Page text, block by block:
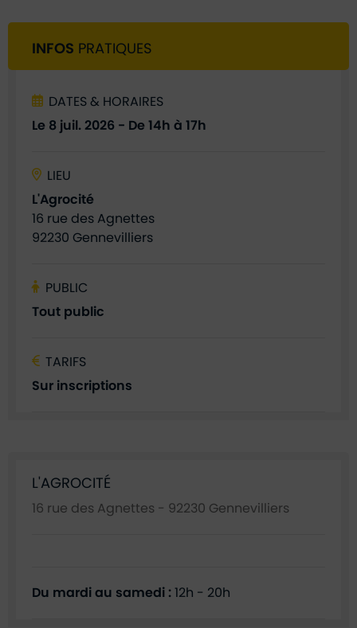
INFOS PRATIQUES
DATES & HORAIRES
Le 8 juil. 2026 - De 14h à 17h
LIEU
L'Agrocité
16 rue des Agnettes
92230 Gennevilliers
PUBLIC
Tout public
TARIFS
Sur inscriptions
L'AGROCITÉ
16 rue des Agnettes - 92230 Gennevilliers
Du mardi au samedi : 12h - 20h